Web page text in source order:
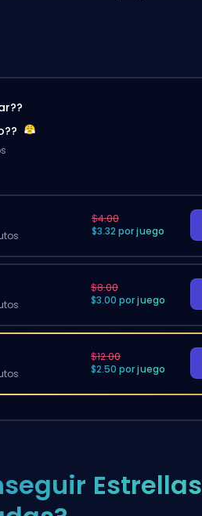
$4.00
$3.32 por juego
$8.00
$3.00 por juego
$12.00
$2.50 por juego
Estrellas